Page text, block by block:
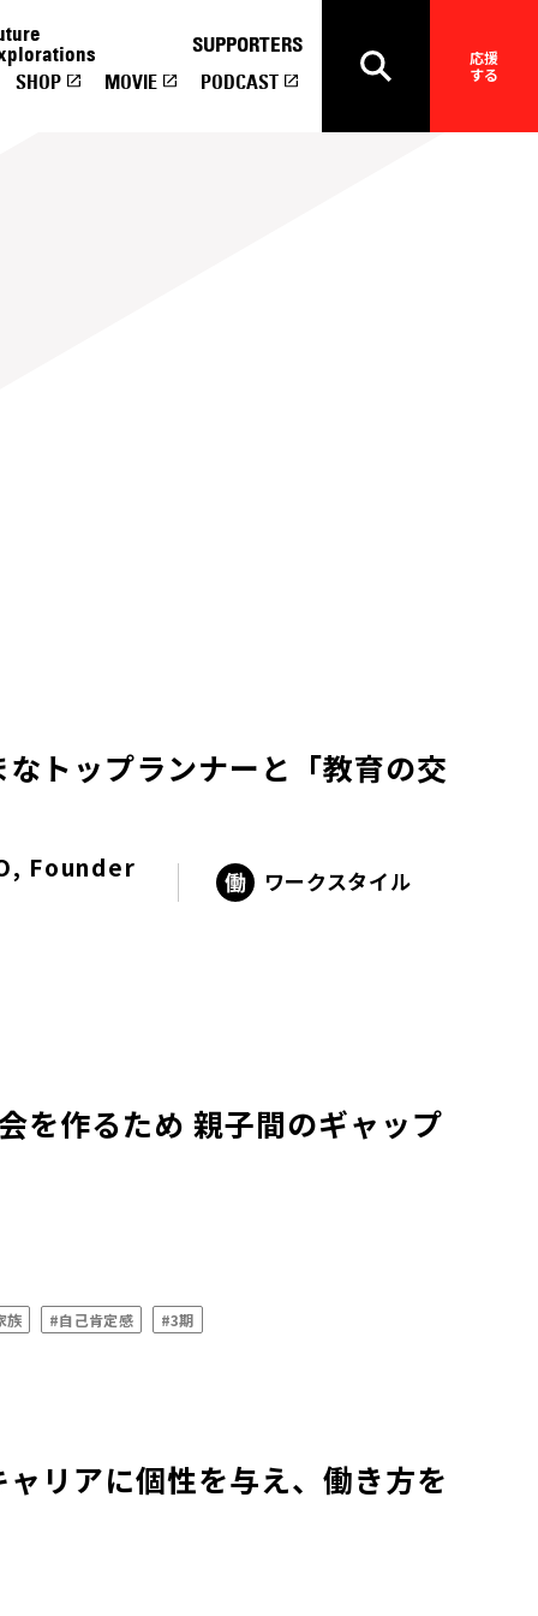
応援
する
SUPPORTERS
SHOP MOVIE PODCAST
なトップランナーと「教育の交
Founder ワークスタイル
を作るため 親子間のギャップ
族 #自己肯定感 #3期
リアに個性を与え、働き方を